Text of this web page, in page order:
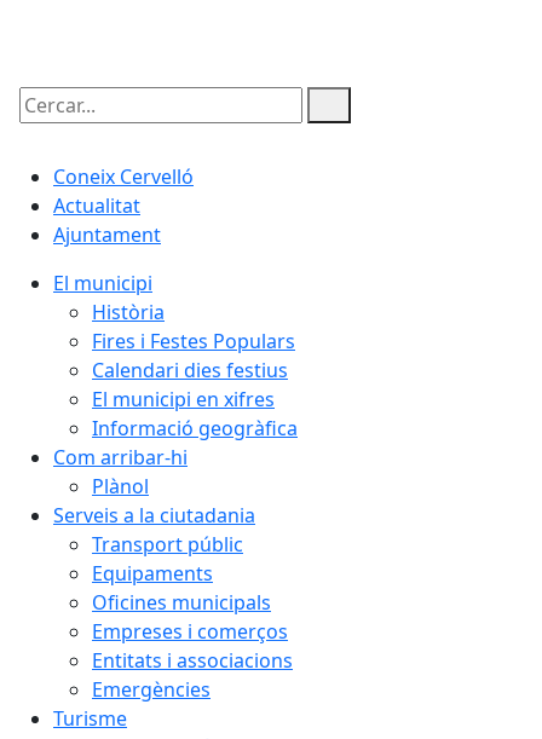
Cercar:
Coneix Cervelló
Actualitat
Ajuntament
El municipi
Història
Fires i Festes Populars
Calendari dies festius
El municipi en xifres
Informació geogràfica
Com arribar-hi
Plànol
Serveis a la ciutadania
Transport públic
Equipaments
Oficines municipals
Empreses i comerços
Entitats i associacions
Emergències
Turisme